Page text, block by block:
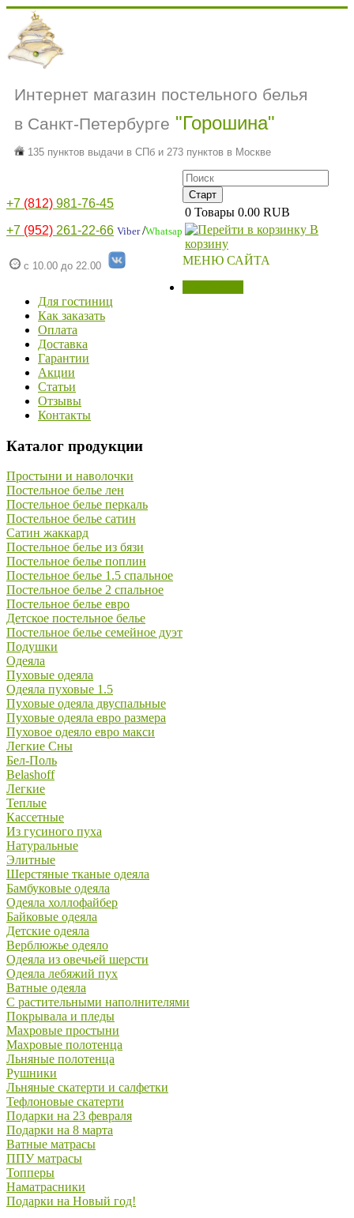
Интернет магазин постельного белья
в Санкт-Петербурге "Горошина"
135 пунктов выдачи в СПб и 273 пунктов в Москве
+7 (812) 981-76-45
+7 (952) 261-22-66 Viber/Whatsap
с 10.00 до 22.00
0 Товары 0.00 RUB
В
корзину
МЕНЮ САЙТА
Для гостиниц
Как заказать
Оплата
Доставка
Гарантии
Акции
Статьи
Отзывы
Контакты
Каталог продукции
Простыни и наволочки
Постельное белье лен
Постельное белье перкаль
Постельное белье сатин
Сатин жаккард
Постельное белье из бязи
Постельное белье поплин
Постельное белье 1.5 спальное
Постельное белье 2 спальное
Постельное белье евро
Детское постельное белье
Постельное белье семейное дуэт
Подушки
Одеяла
Пуховые одеяла
Одеяла пуховые 1.5
Пуховые одеяла двуспальные
Пуховые одеяла евро размера
Пуховое одеяло евро макси
Легкие Сны
Бел-Поль
Belashoff
Легкие
Теплые
Кассетные
Из гусиного пуха
Натуральные
Элитные
Шерстяные тканые одеяла
Бамбуковые одеяла
Одеяла холлофайбер
Байковые одеяла
Детские одеяла
Верблюжье одеяло
Одеяла из овечьей шерсти
Одеяла лебяжий пух
Ватные одеяла
С растительными наполнителями
Покрывала и пледы
Махровые простыни
Махровые полотенца
Льняные полотенца
Рушники
Льняные скатерти и салфетки
Тефлоновые скатерти
Подарки на 23 февраля
Подарки на 8 марта
Ватные матрасы
ППУ матрасы
Топперы
Наматрасники
Подарки на Новый год!